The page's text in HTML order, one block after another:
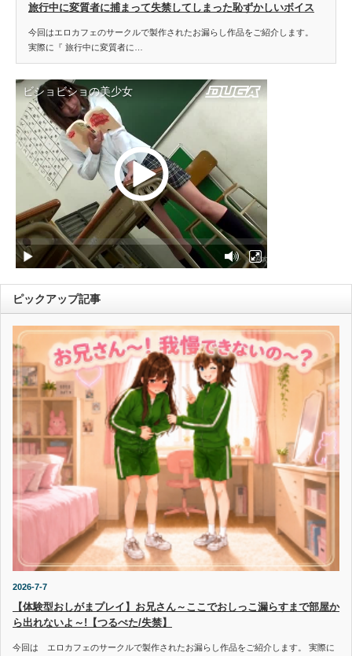
旅行中に変質者に捕まって失禁してしまった恥ずかしいボイス
今回はエロカフェのサークルで製作されたお漏らし作品をご紹介します。
実際に『 旅行中に変質者に…
ピックアップ記事
2026-7-7
【体験型おしがまプレイ】お兄さん～ここでおしっこ漏らすまで部屋か
ら出れないよ～!【つるぺた/失禁】
今回は エロカフェのサークルで製作されたお漏らし作品をご紹介します。 実際に